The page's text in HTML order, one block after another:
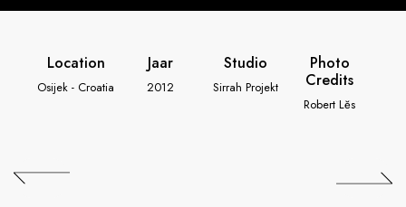
Location
Osijek - Croatia
Jaar
2012
Studio
Sirrah Projekt
Photo
Credits
Robert Lĕs